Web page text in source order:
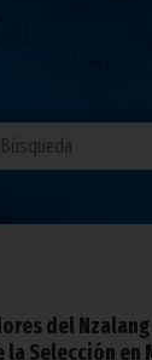
del
Selección en